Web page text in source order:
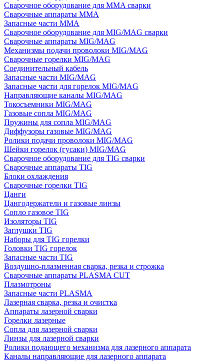
Сварочное оборудование для MMA сварки
Сварочные аппараты MMA
Запасные части MMA
Сварочное оборудование для MIG/MAG сварки
Сварочные аппараты MIG/MAG
Механизмы подачи проволоки MIG/MAG
Сварочные горелки MIG/MAG
Соединительный кабель
Запасные части MIG/MAG
Запасные части для горелок MIG/MAG
Направляющие каналы MIG/MAG
Токосъемники MIG/MAG
Газовые сопла MIG/MAG
Пружины для сопла MIG/MAG
Диффузоры газовые MIG/MAG
Ролики подачи проволоки MIG/MAG
Шейки горелок (гусаки) MIG/MAG
Сварочное оборудование для TIG сварки
Сварочные аппараты TIG
Блоки охлаждения
Сварочные горелки TIG
Цанги
Цангодержатели и газовые линзы
Сопло газовое TIG
Изоляторы TIG
Заглушки TIG
Наборы для TIG горелки
Головки TIG горелок
Запасные части TIG
Воздушно-плазменная сварка, резка и строжка
Сварочные аппараты PLASMA CUT
Плазмотроны
Запасные части PLASMA
Лазерная сварка, резка и очистка
Аппараты лазерной сварки
Горелки лазерные
Сопла для лазерной сварки
Линзы для лазерной сварки
Ролики подающего механизма для лазерного аппарата
Каналы направляющие для лазерного аппарата